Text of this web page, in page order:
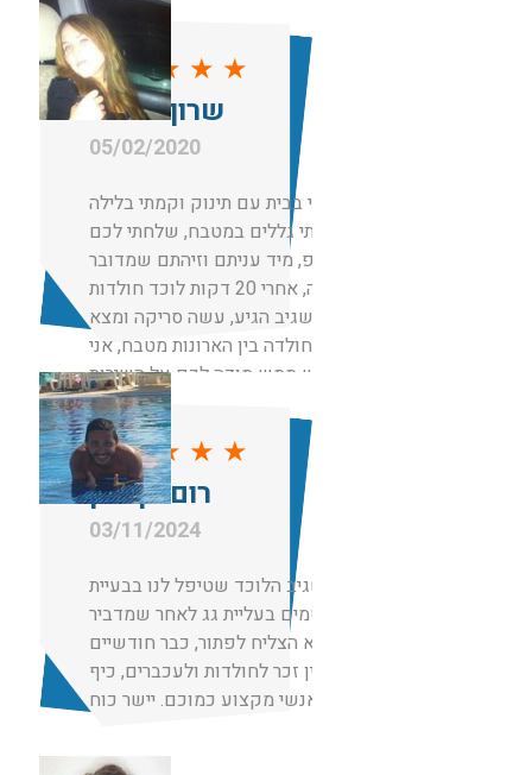
★★★ ★ ★
שרון סויסה
05/02/2020
הייתי בבית עם תינוק וקמתי בלילה
וראיתי גללים במטבח, שלחתי לכם
ווצאפ, מיד עניתם וזיהתם שמדובר
בחולדה, אחרי 20 דקות לוכד חולדות
בשם שגיב הגיע, עשה סריקה ומצא
את החולדה בין הארונות מטבח, אני
ממש ממש מודה לכם על השירות
והזמינות.
אנשים ישרים גם לא גבו מחיר מופרז
כמו אחרים שהציעו לי מחירים לא
הגיוניים
★★★ ★ ★
רום בן כהן
03/11/2024
תודה לשגיב הלוכד שטיפל לנו בבעיית
מכרסמים בעליית גג לאחר שמדביר
אחר לא הצליח לפתור, כבר חודשיים
אחרי אין זכר לחולדות ולעכברים, כיף
שיש אנשי מקצוע כמוכם. יישר כוח